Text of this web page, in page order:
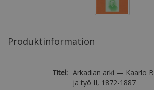
Produktinformation
Titel: Arkadian arki — Kaarlo
ja työ II, 1872-1887